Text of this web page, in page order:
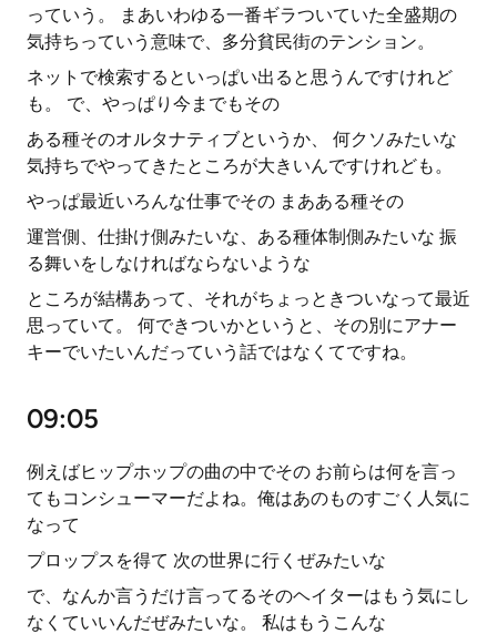
っていう。 まあいわゆる一番ギラついていた全盛期の
気持ちっていう意味で、多分貧民街のテンション。
ネットで検索するといっぱい出ると思うんですけれど
も。 で、やっぱり今までもその
ある種そのオルタナティブというか、 何クソみたいな
気持ちでやってきたところが大きいんですけれども。
やっぱ最近いろんな仕事でその まあある種その
運営側、仕掛け側みたいな、ある種体制側みたいな 振
る舞いをしなければならないような
ところが結構あって、それがちょっときついなって最近
思っていて。 何できついかというと、その別にアナー
キーでいたいんだっていう話ではなくてですね。
09:05
例えばヒップホップの曲の中でその お前らは何を言っ
てもコンシューマーだよね。俺はあのものすごく人気に
なって
プロップスを得て 次の世界に行くぜみたいな
で、なんか言うだけ言ってるそのヘイターはもう気にし
なくていいんだぜみたいな。 私はもうこんな